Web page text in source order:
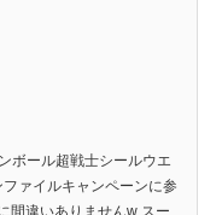
ボール超戦士シールウエ
ァイルキャンペーンに参
間違いありませんw スー